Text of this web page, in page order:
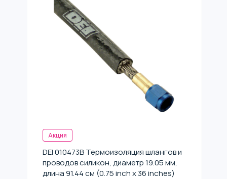
Акция
DEI 010473B Термоизоляция шлангов и
проводов силикон, диаметр 19.05 мм,
длина 91.44 см (0.75 inch x 36 inches)